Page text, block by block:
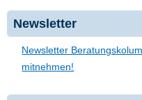
Newsletter
Newsletter
mitnehmen!